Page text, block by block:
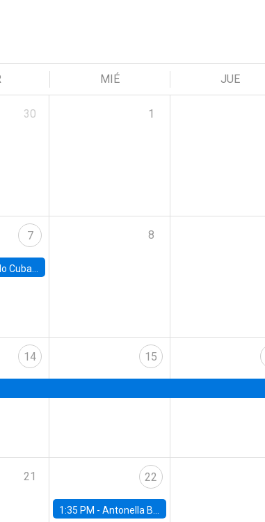
MIÉ JUE
30 1
7
FED Board
8
14 15
21 22
1:35 PM -Antonella Bancalari, Institute for Fiscal Studies (IFS) and Research Associate at University College London (UCL)